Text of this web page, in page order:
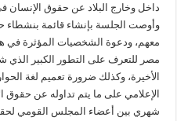
داخل وخارج البلاد عن حقوق الإنسان
وأوصت الجلسة بإنشاء قائمة بنشطاء
معهم، ودعوة الشخصيات المؤثرة في
مصر للتعرف على التطور الكبير الذي
الأخيرة، وكذلك ضرورة تعميم لغة الحوار
الإعلامي على ما يتم تداوله عن حقوق
شهري بين أعضاء المجلس القومي